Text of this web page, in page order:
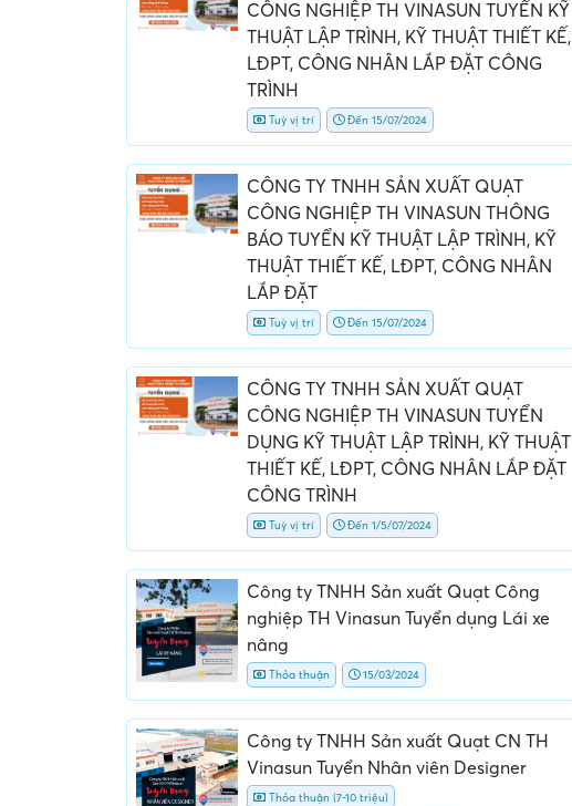
CÔNG NGHIỆP TH VINASUN TUYỂN KỸ
THUẬT LẬP TRÌNH, KỸ THUẬT THIẾT KẾ,
LĐPT, CÔNG NHÂN LẮP ĐẶT CÔNG
TRÌNH
Tuỳ vị trí Đến 15/07/2024
CÔNG TY TNHH SẢN XUẤT QUẠT
CÔNG NGHIỆP TH VINASUN THÔNG
BÁO TUYỂN KỸ THUẬT LẬP TRÌNH, KỸ
THUẬT THIẾT KẾ, LĐPT, CÔNG NHÂN
LẮP ĐẶT
Tuỳ vị trí Đến 15/07/2024
CÔNG TY TNHH SẢN XUẤT QUẠT
CÔNG NGHIỆP TH VINASUN TUYỂN
DỤNG KỸ THUẬT LẬP TRÌNH, KỸ THUẬT
THIẾT KẾ, LĐPT, CÔNG NHÂN LẮP ĐẶT
CÔNG TRÌNH
Tuỳ vị trí Đến 1/5/07/2024
Công ty TNHH Sản xuất Quạt Công
nghiệp TH Vinasun Tuyển dụng Lái xe
nâng
Thỏa thuận 15/03/2024
Công ty TNHH Sản xuất Quạt CN TH
Vinasun Tuyển Nhân viên Designer
Thỏa thuận (7-10 triệu)
Yêu cầu nộp phí phỏng vấn, phí